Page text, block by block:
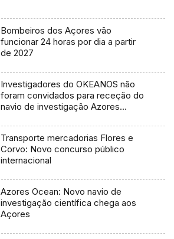
Bombeiros dos Açores vão
funcionar 24 horas por dia a partir
de 2027
Investigadores do OKEANOS não
foram convidados para receção do
navio de investigação Azores
Transporte mercadorias Flores e
Corvo: Novo concurso público
internacional
Azores Ocean: Novo navio de
investigação científica chega aos
Açores